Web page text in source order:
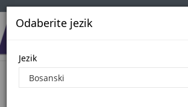
Odaberite jezik
Jezik
Registracija korisnika